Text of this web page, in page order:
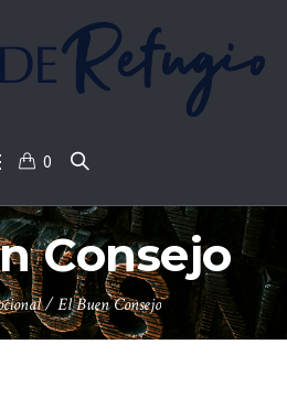
0
Consejo
/El Buen Consejo